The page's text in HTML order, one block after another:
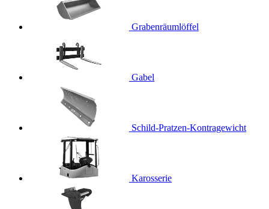
Grabenräumlöffel
Gabel
Schild-Pratzen-Kontragewicht
Karosserie